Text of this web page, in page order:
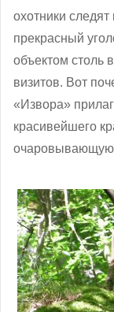
охотники следят
прекрасный
объектом столь
визитов. Вот
«Извора»
красивейшего
очаровывающую